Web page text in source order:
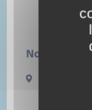
Nous
27480